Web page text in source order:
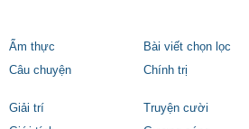
Ẩm thực Bài viết chọn lọc
Câu chuyện
Chính trị
Giải trí
Truyện cười